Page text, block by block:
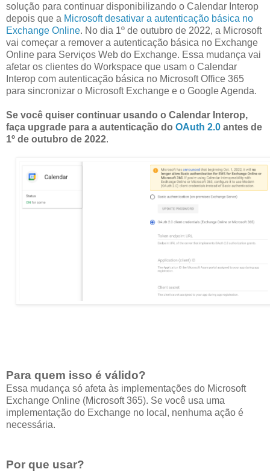
solução para continuar disponibilizando o Calendar Interop
depois que a Microsoft desativar a autenticação básica no
Exchange Online. No dia 1º de outubro de 2022, a Microsoft
vai começar a remover a autenticação básica no Exchange
Online para Serviços Web do Exchange. Essa mudança vai
afetar os clientes do Workspace que usam o Calendar
Interop com autenticação básica no Microsoft Office 365
para sincronizar o Microsoft Exchange e o Google Agenda.
Se você quiser continuar usando o Calendar Interop,
faça upgrade para a autenticação do OAuth 2.0 antes de
1º de outubro de 2022.
Para quem isso é válido?
Essa mudança só afeta às implementações do Microsoft
Exchange Online (Microsoft 365). Se você usa uma
implementação do Exchange no local, nenhuma ação é
necessária.
Por que usar?